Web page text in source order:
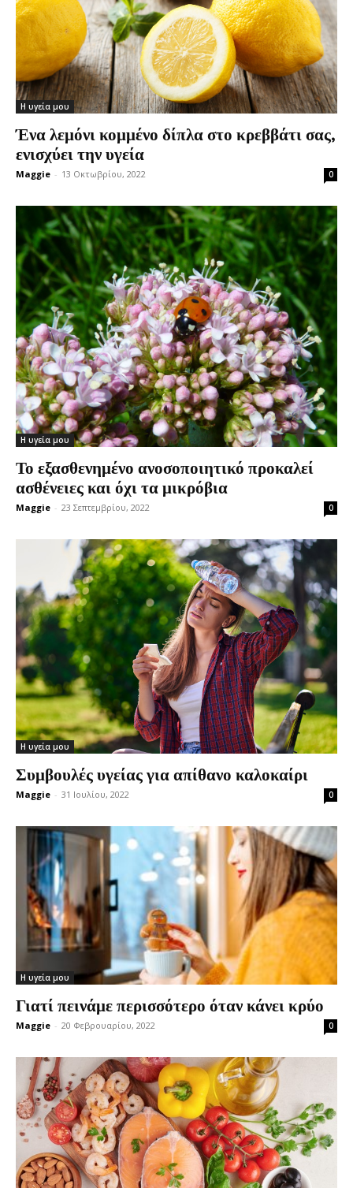
Η υγεία μου
Ένα λεμόνι κομμένο δίπλα στο κρεββάτι σας,
ενισχύει την υγεία
Maggie - 13 Οκτωβρίου, 2022 0
Η υγεία μου
Το εξασθενημένο ανοσοποιητικό προκαλεί
ασθένειες και όχι τα μικρόβια
Maggie - 23 Σεπτεμβρίου, 2022 0
Η υγεία μου
Συμβουλές υγείας για απίθανο καλοκαίρι
Maggie - 31 Ιουλίου, 2022 0
Η υγεία μου
Γιατί πεινάμε περισσότερο όταν κάνει κρύο
Maggie - 20 Φεβρουαρίου, 2022 0